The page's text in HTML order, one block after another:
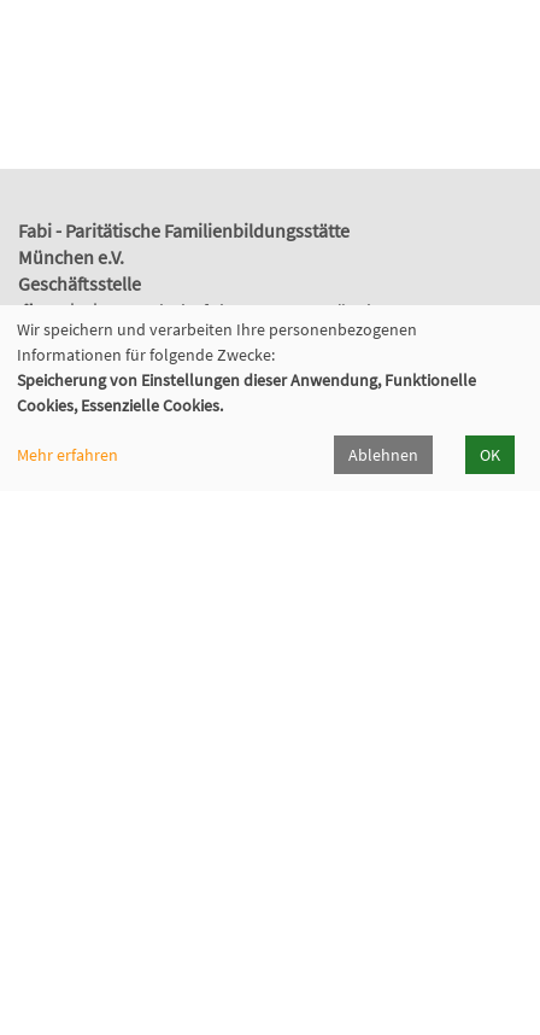
Fabi - Paritätische Familienbildungsstätte
München e.V.
Geschäftsstelle
Giesinger Bahnhofplatz 2, 81539 München
089 9984 8040
089/998480-50
info@fabi-muenchen.de
Wir speichern und verarbeiten Ihre personenbezogenen
Informationen für folgende Zwecke:
Speicherung von Einstellungen dieser Anwendung, Funktionelle
Cookies, Essenzielle Cookies.
Mehr erfahren Ablehnen OK